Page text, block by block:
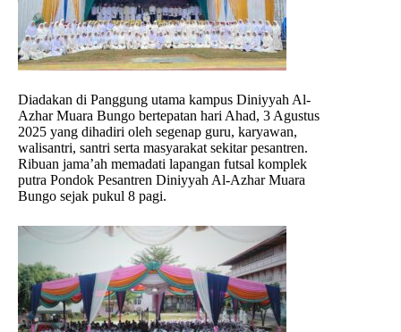
Diadakan di Panggung utama kampus Diniyyah Al-
Azhar Muara Bungo bertepatan hari Ahad, 3 Agustus
2025 yang dihadiri oleh segenap guru, karyawan,
walisantri, santri serta masyarakat sekitar pesantren.
Ribuan jama’ah memadati lapangan futsal komplek
putra Pondok Pesantren Diniyyah Al-Azhar Muara
Bungo sejak pukul 8 pagi.